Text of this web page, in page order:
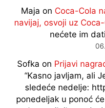
Maja on Coca-Cola
navijaj, osvoji uz
nećete im
Sofka on Prijavi
“Kasno javljam, ali
sledeće nedelje:
ponedeljak u ponoć